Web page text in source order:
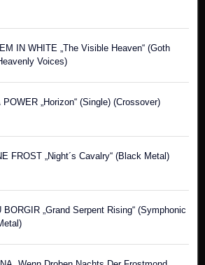
IN WHITE „The Visible Heaven“ (Goth
Voices)
POWER „Horizon“ (Single) (Crossover)
FROST „Night´s Cavalry“ (Black Metal)
BORGIR „Grand Serpent Rising“ (Symphonic